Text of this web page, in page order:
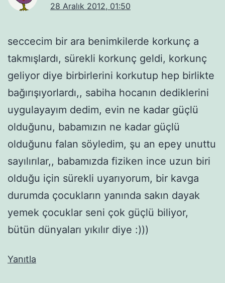
28 Aralık 2012, 01:50
seccecim bir ara benimkilerde korkunç a
takmışlardı, sürekli korkunç geldi, korkunç
geliyor diye birbirlerini korkutup hep birlikte
bağırışıyorlardı,, sabiha hocanın dediklerini
uygulayayım dedim, evin ne kadar güçlü
olduğunu, babamızın ne kadar güçlü
olduğunu falan söyledim, şu an epey unuttu
sayılırılar,, babamızda fiziken ince uzun biri
olduğu için sürekli uyarıyorum, bir kavga
durumda çocukların yanında sakın dayak
yemek çocuklar seni çok güçlü biliyor,
bütün dünyaları yıkılır diye :)))
Yanıtla